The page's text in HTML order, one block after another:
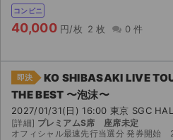
コンビニ
40,000 円/枚 2 枚 0 件
即決
KO SHIBASAKI LIVE
THE BEST 〜泡沫〜
2027/01/31(日) 16:00 東京 SGC
[詳細] プレミアムS席 座席未定
オフィシャル最速先行当選分 発券開始 2027/1/17(日)12:00 ※公演中